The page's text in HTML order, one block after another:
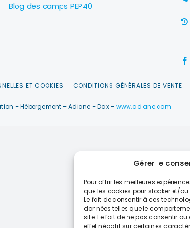
Gérer le
Pour offrir les meilleures
que les cookies pour stocker et/
Le fait de consentir à ces
données telles que le
site. Le fait de ne pas consentir
effet négatif sur certaines
Blog des camps PEP40
ET COOKIES CONDITIONS GÉNÉRALES DE VENTE
– Hébergement – Adiane – Dax – www.adiane.com